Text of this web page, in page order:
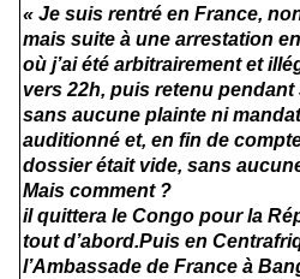
« Je suis rentré en France,
mais suite à une arrestation
où j’ai été arbitrairement et
vers 22h, puis retenu
sans aucune plainte ni
auditionné et, en fin de
dossier était vide, sans
Mais comment ?
il quittera le Congo pour la
tout d’abord.Puis en
l’Ambassade de France à